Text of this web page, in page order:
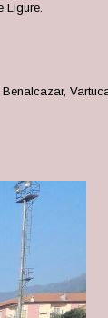
Ligure.